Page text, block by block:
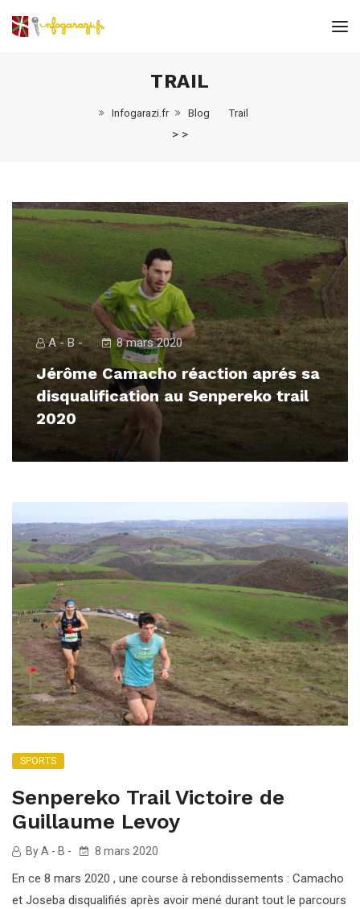
TRAIL
Infogarazi.fr Blog Trail
> >
A - B - 8 mars 2020
Jérôme Camacho réaction aprés sa
disqualification au Senpereko trail
2020
SPORTS
Senpereko Trail Victoire de
Guillaume Levoy
By A - B - 8 mars 2020
En ce 8 mars 2020 , une course à rebondissements : Camacho
et Joseba disqualifiés après avoir mené durant tout le parcours